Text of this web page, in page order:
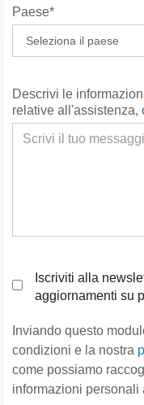
Paese*
Descrivi le
relative all'assistenza,
Iscriviti alla
aggiornamenti su
Inviando questo
condizioni e la nostra
come possiamo
informazioni personali